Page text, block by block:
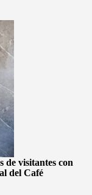
visitantes con
del Café